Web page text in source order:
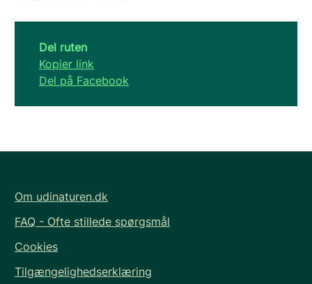
Del ruten
Kopier link
Del på Facebook
Om udinaturen.dk
FAQ - Ofte stillede spørgsmål
Cookies
Tilgængelighedserklæring